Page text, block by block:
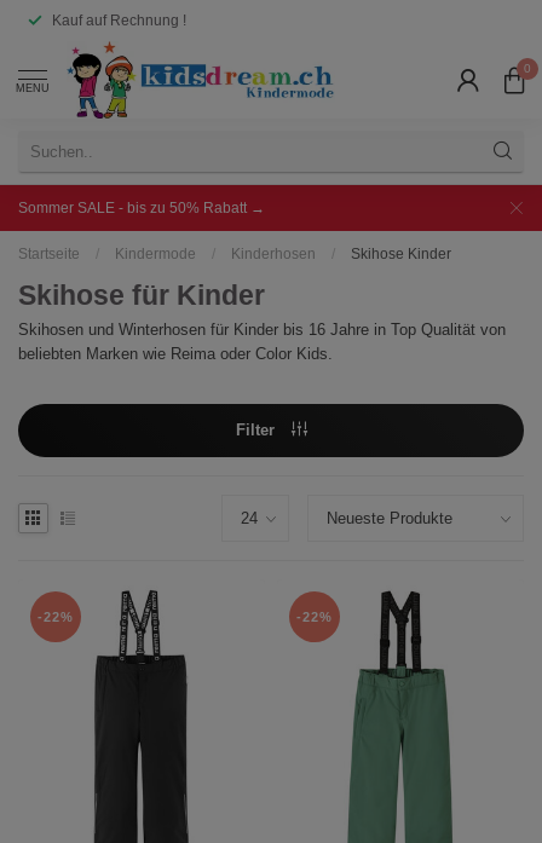
Kauf auf Rechnung !
MENU
0
Sommer SALE - bis zu 50% Rabatt →
Startseite / Kindermode / Kinderhosen / Skihose Kinder
Skihose für Kinder
Skihosen und Winterhosen für Kinder bis 16 Jahre in Top Qualität von
beliebten Marken wie Reima oder Color Kids.
Filter
-22% -22%